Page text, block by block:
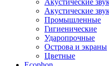
Акустические
Промышленные
Гигиенические
Ударопрочные
Острова и экраны
Цветные